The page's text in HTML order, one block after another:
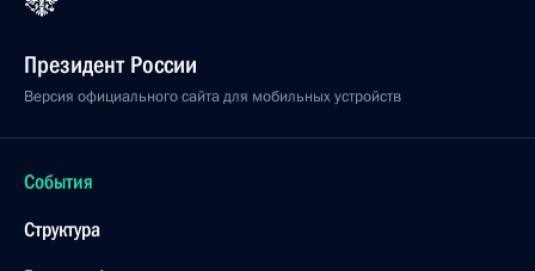
Президент России
Версия официального сайта для мобильных устройств
События
Структура